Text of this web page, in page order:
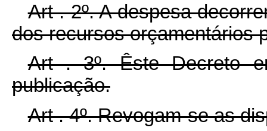
Art . 2º. A despesa
dos recursos orçamentários
Art . 3º. Êste Decreto
publicação.
Art . 4º. Revogam-se as